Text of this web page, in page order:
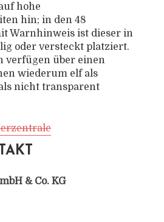
hohe
hin; in den 48
Warnhinweis ist dieser in
oder versteckt platziert.
verfügen über einen
wiederum elf als
nicht transparent
& Co. KG